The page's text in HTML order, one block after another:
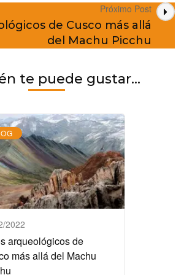
22.05.22Próximo Post
de Cusco más allá
del Machu Picchu
te puede gustar...
2022
arqueológicos de
más allá del Machu